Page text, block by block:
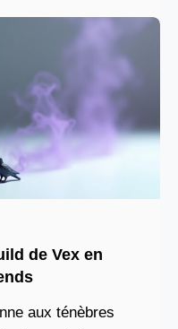
de Vex en
aux ténèbres